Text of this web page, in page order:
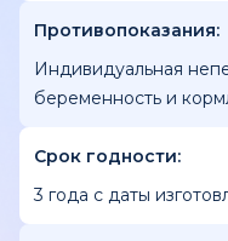
Противопоказания:
Индивидуальная
беременность и
Срок годности:
3 года с даты